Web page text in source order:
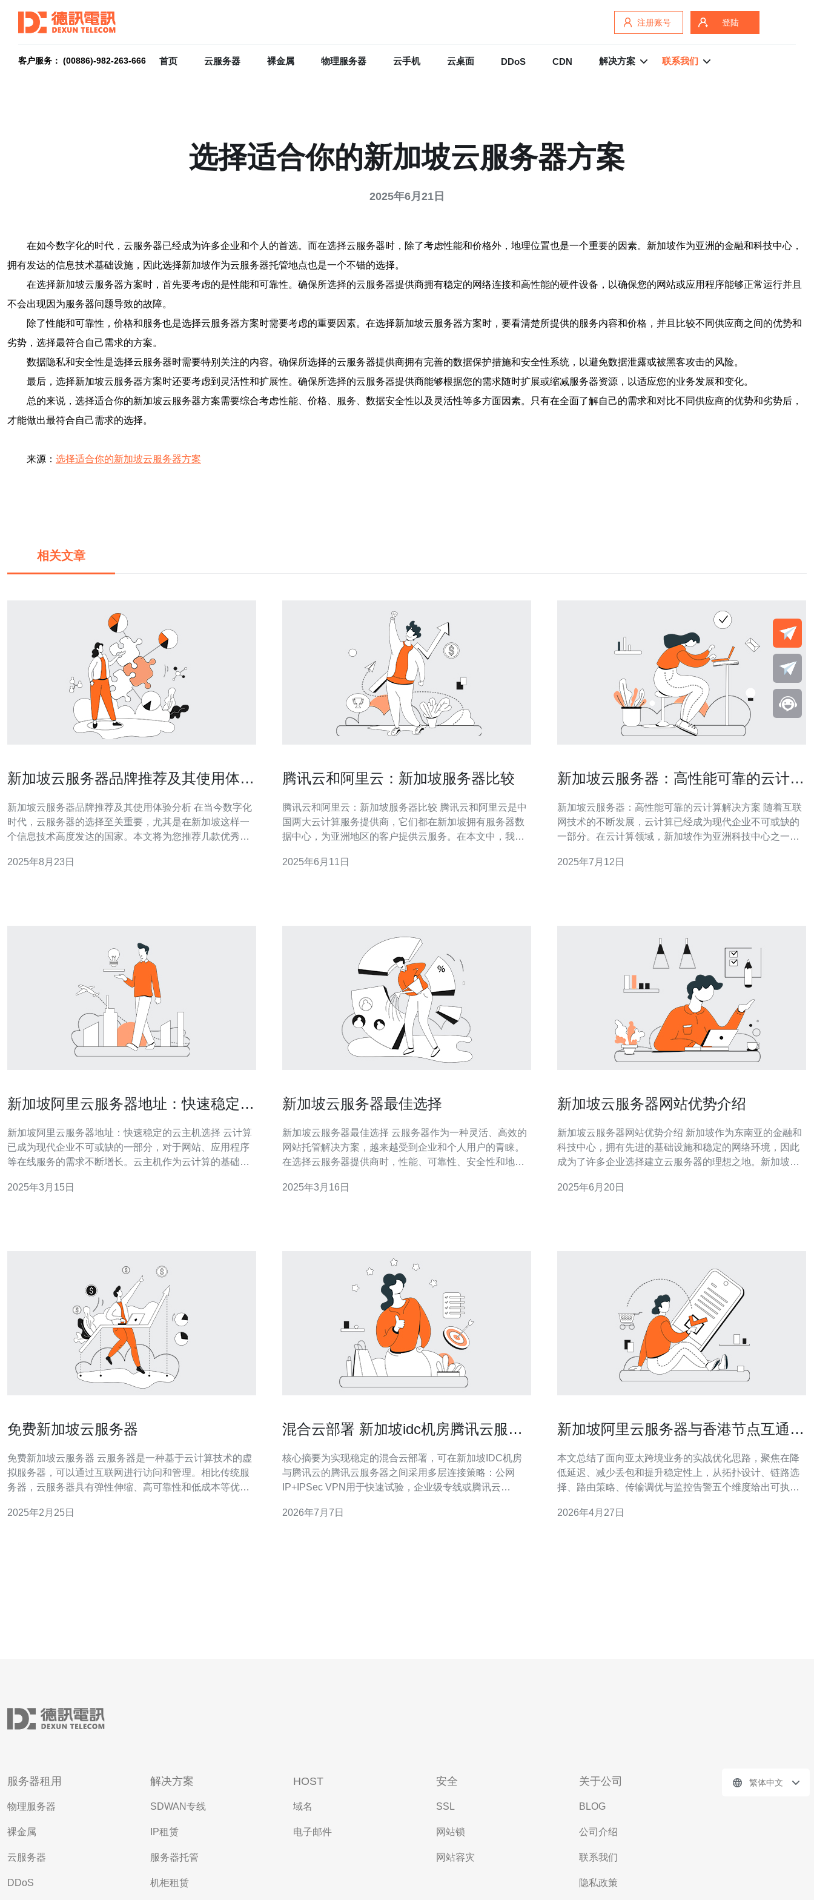
注册账号 登陆
客户服务： (00886)-982-263-666 首页 云服务器 裸金属 物理服务器 云手机 云桌面 DDoS CDN 解决方案 联系我们
选择适合你的新加坡云服务器方案
2025年6月21日
在如今数字化的时代，云服务器已经成为许多企业和个人的首选。而在选择云服务器时，除了考虑性能和价格外，地理位置也是一个重要的因素。新加坡作为亚洲的金融和科技中心，
拥有发达的信息技术基础设施，因此选择新加坡作为云服务器托管地点也是一个不错的选择。
在选择新加坡云服务器方案时，首先要考虑的是性能和可靠性。确保所选择的云服务器提供商拥有稳定的网络连接和高性能的硬件设备，以确保您的网站或应用程序能够正常运行并且
不会出现因为服务器问题导致的故障。
除了性能和可靠性，价格和服务也是选择云服务器方案时需要考虑的重要因素。在选择新加坡云服务器方案时，要看清楚所提供的服务内容和价格，并且比较不同供应商之间的优势和
劣势，选择最符合自己需求的方案。
数据隐私和安全性是选择云服务器时需要特别关注的内容。确保所选择的云服务器提供商拥有完善的数据保护措施和安全性系统，以避免数据泄露或被黑客攻击的风险。
最后，选择新加坡云服务器方案时还要考虑到灵活性和扩展性。确保所选择的云服务器提供商能够根据您的需求随时扩展或缩减服务器资源，以适应您的业务发展和变化。
总的来说，选择适合你的新加坡云服务器方案需要综合考虑性能、价格、服务、数据安全性以及灵活性等多方面因素。只有在全面了解自己的需求和对比不同供应商的优势和劣势后，
才能做出最符合自己需求的选择。
来源： 选择适合你的新加坡云服务器方案
相关文章
新加坡云服务器品牌推荐及其使用体验
新加坡云服务器品牌推荐及其使用体验分析 在当今数字化
时代，云服务器的选择至关重要，尤其是在新加坡这样一
个信息技术高度发达的国家。本文将为您推荐几款优秀的
出明智的决策。 以下是本文的三大精华： 1. 新加坡云服务
2025年8月23日
腾讯云和阿里云：新加坡服务器比较
腾讯云和阿里云：新加坡服务器比较 腾讯云和阿里云是中
国两大云计算服务提供商，它们都在新加坡拥有服务器数
据中心，为亚洲地区的客户提供云服务。在本文中，我们
格、服务等方面的差异。 腾讯云和阿里云在新加坡服务器
2025年6月11日
新加坡云服务器：高性能可靠的云计算
新加坡云服务器：高性能可靠的云计算解决方案 随着互联
网技术的不断发展，云计算已经成为现代企业不可或缺的
一部分。在云计算领域，新加坡作为亚洲科技中心之一，
多企业的青睐。 新加坡作为一个国际化程度极高的城市国
2025年7月12日
新加坡阿里云服务器地址：快速稳定的
新加坡阿里云服务器地址：快速稳定的云主机选择 云计算
已成为现代企业不可或缺的一部分，对于网站、应用程序
等在线服务的需求不断增长。云主机作为云计算的基础设
要。本文将介绍新加坡阿里云服务器地址，探讨其为用户
2025年3月15日
新加坡云服务器最佳选择
新加坡云服务器最佳选择 云服务器作为一种灵活、高效的
网站托管解决方案，越来越受到企业和个人用户的青睐。
在选择云服务器提供商时，性能、可靠性、安全性和地理
说，新加坡云服务器是一个理想的选择。 新加坡作为一个
2025年3月16日
新加坡云服务器网站优势介绍
新加坡云服务器网站优势介绍 新加坡作为东南亚的金融和
科技中心，拥有先进的基础设施和稳定的网络环境，因此
成为了许多企业选择建立云服务器的理想之地。新加坡的
坡的云服务器提供商通常采用先进的硬件设备和网络技
2025年6月20日
免费新加坡云服务器
免费新加坡云服务器 云服务器是一种基于云计算技术的虚
拟服务器，可以通过互联网进行访问和管理。相比传统服
务器，云服务器具有弹性伸缩、高可靠性和低成本等优
中心，拥有先进的网络设施和优质的网络连接，为用户提
2025年2月25日
混合云部署 新加坡idc机房腾讯云服务
核心摘要为实现稳定的混合云部署，可在新加坡IDC机房
与腾讯云的腾讯云服务器之间采用多层连接策略：公网
IP+IPSec VPN用于快速试验，企业级专线或腾讯云
DDoS防御保障服务可用性，域名解析与监控系统保证业
2026年7月7日
新加坡阿里云服务器与香港节点互通的
本文总结了面向亚太跨境业务的实战优化思路，聚焦在降
低延迟、减少丢包和提升稳定性上，从拓扑设计、链路选
择、路由策略、传输调优与监控告警五个维度给出可执行
实现高质量互通。 在哪些场景需要优先进行网络优化？ 当
2026年4月27日
服务器租用
物理服务器
裸金属
云服务器
DDoS
解决方案
SDWAN专线
IP租赁
服务器托管
机柜租赁
HOST
域名
电子邮件
安全
SSL
网站锁
网站容灾
关于公司
BLOG
公司介绍
联系我们
隐私政策
繁体中文